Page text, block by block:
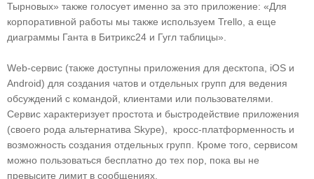
Тырновых» также голосует именно за это приложение: «Для
корпоративной работы мы также используем Trello, а еще
диаграммы Ганта в Битрикс24 и Гугл таблицы».
Web-сервис (также доступны приложения для десктопа, iOS и
Android) для создания чатов и отдельных групп для ведения
обсуждений с командой, клиентами или пользователями.
Сервис характеризует простота и быстродействие приложения
(своего рода альтернатива Skype), кросс-платформенность и
возможность создания отдельных групп. Кроме того, сервисом
можно пользоваться бесплатно до тех пор, пока вы не
превысите лимит в сообщениях.